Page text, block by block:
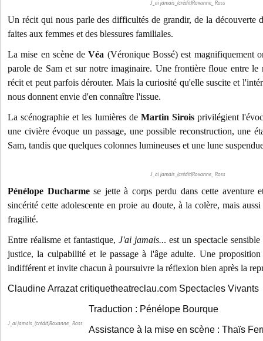
J_ai jamais_(crédit)Roxanne_ Ross
Un récit qui nous parle des difficultés de grandir, de la découverte
faites aux femmes et des blessures familiales.
La mise en scène deVéa (Véronique Bossé) est magnifiquement
parole de Sam et sur notre imaginaire. Une frontière floue entre
récit et peut parfois dérouter. Mais la curiosité qu'elle suscite et
nous donnent envie d'en connaître l'issue.
La scénographie et les lumières de Martin Sirois privilégient
une civière évoque un passage, une possible reconstruction, une
Sam, tandis que quelques colonnes lumineuses et une lune
J_ai jamais_(crédit)Roxanne_ Ross
Pénélope Ducharmese jette à corps perdu dans cette aventure
sincérité cette adolescente en proie au doute, à la colère, mais
fragilité.
Entre réalisme et fantastique, J'ai jamais... est un spectacle
justice, la culpabilité et le passage à l'âge adulte. Une
indifférent et invite chacun à poursuivre la réflexion bien après la
Claudine Arrazat critiquetheatreclau.com Spectacles Vivants
J_ai jamais_(crédit)Roxanne_ Ross
Traduction : Pénélope Bourque
Assistance à la mise en scène : Thaïs